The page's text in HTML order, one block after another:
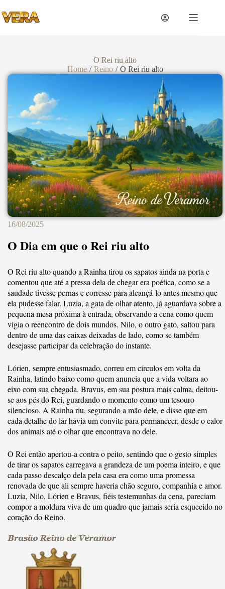
O Rei riu alto
Home / Reino / O Rei riu alto
16/08/2025
O Dia em que o Rei riu alto
O Rei riu alto quando a Rainha tirou os sapatos ainda na porta e
comentou que até a pressa dela de chegar era poética, como se a
saudade tivesse pernas e corresse para alcançá-lo antes mesmo que
ela pudesse falar. Luzia, a gata de olhar atento, já aguardava sobre a
pequena mesa próxima à entrada, observando a cena como quem
vigia o reencontro de dois mundos. Nilo, o outro gato, saltou para
dentro de uma das caixas deixadas de lado, como se também
desejasse participar da celebração do instante.
Lórien, sempre entusiasmado, correu em círculos em volta da
Rainha, latindo baixo como quem anuncia que a vida voltara ao
eixo com sua chegada. Bravus, em sua postura mais calma, deitou-
se aos pés do Rei, guardando o momento como um tesouro
silencioso. A Rainha riu, segurando a mão dele, e disse que em
cada detalhe do lar havia um convite para permanecer, desde o calor
dos animais até o olhar que encontrava no dele.
O Rei então apertou-a contra o peito, sentindo que o gesto simples
de tirar os sapatos carregava a grandeza de um poema inteiro, e que
cada passo descalço dela pela casa era como uma promessa
renovada de que ali sempre haveria chão seguro, companhia e amor.
Luzia, Nilo, Lórien e Bravus, fiéis testemunhas da cena, pareciam
compor a moldura viva de um quadro que jamais seria esquecido no
coração do Reino.